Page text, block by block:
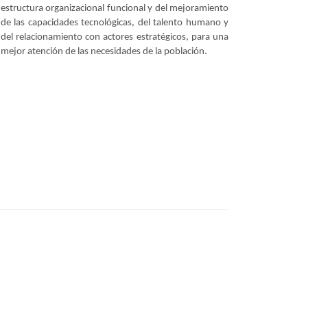
estructura organizacional funcional y del mejoramiento
de las capacidades tecnológicas, del talento humano y
del relacionamiento con actores estratégicos, para una
mejor atención de las necesidades de la población​.